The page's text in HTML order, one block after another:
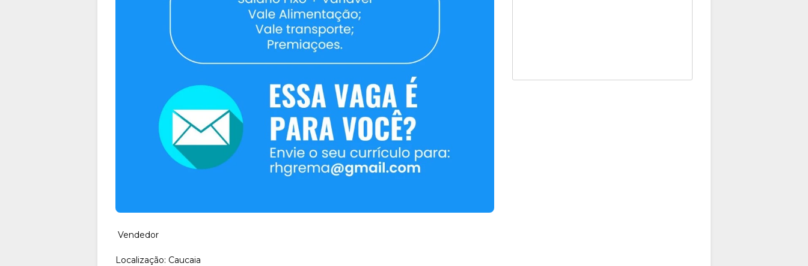
Vendedor
Localização: Caucaia